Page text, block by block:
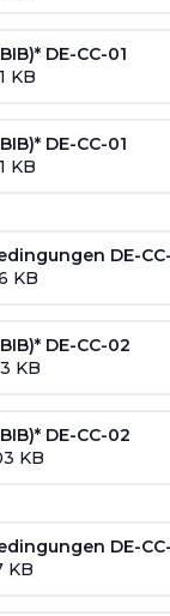
DE-CC-01
KB
DE-CC-01
KB
DE-
KB
DE-CC-02
KB
DE-CC-02
KB
DE-
KB